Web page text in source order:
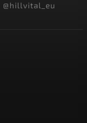
@hillvital_eu